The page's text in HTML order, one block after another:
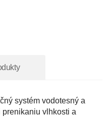
systém vodotesný a
vlhkosti a